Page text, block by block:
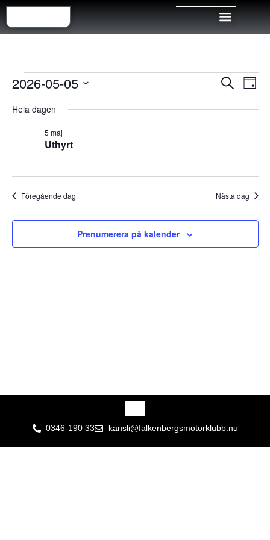
Sök Dag
2026-05-05
datum.
Hela dagen
Uthyrt
5 maj
Föregående dag Nästa dag
Prenumerera på kalender
0346-190 33 kansli@falkenbergsmotorklubb.nu